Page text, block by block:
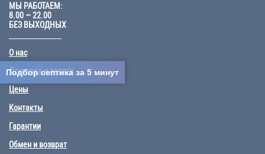
МЫ РАБОТАЕМ:
8.00 – 22.00
БЕЗ ВЫХОДНЫХ
О нас
Доставка и оплата
Цены
Контакты
Гарантии
Обмен и возврат
Подбор септика за 5 минут